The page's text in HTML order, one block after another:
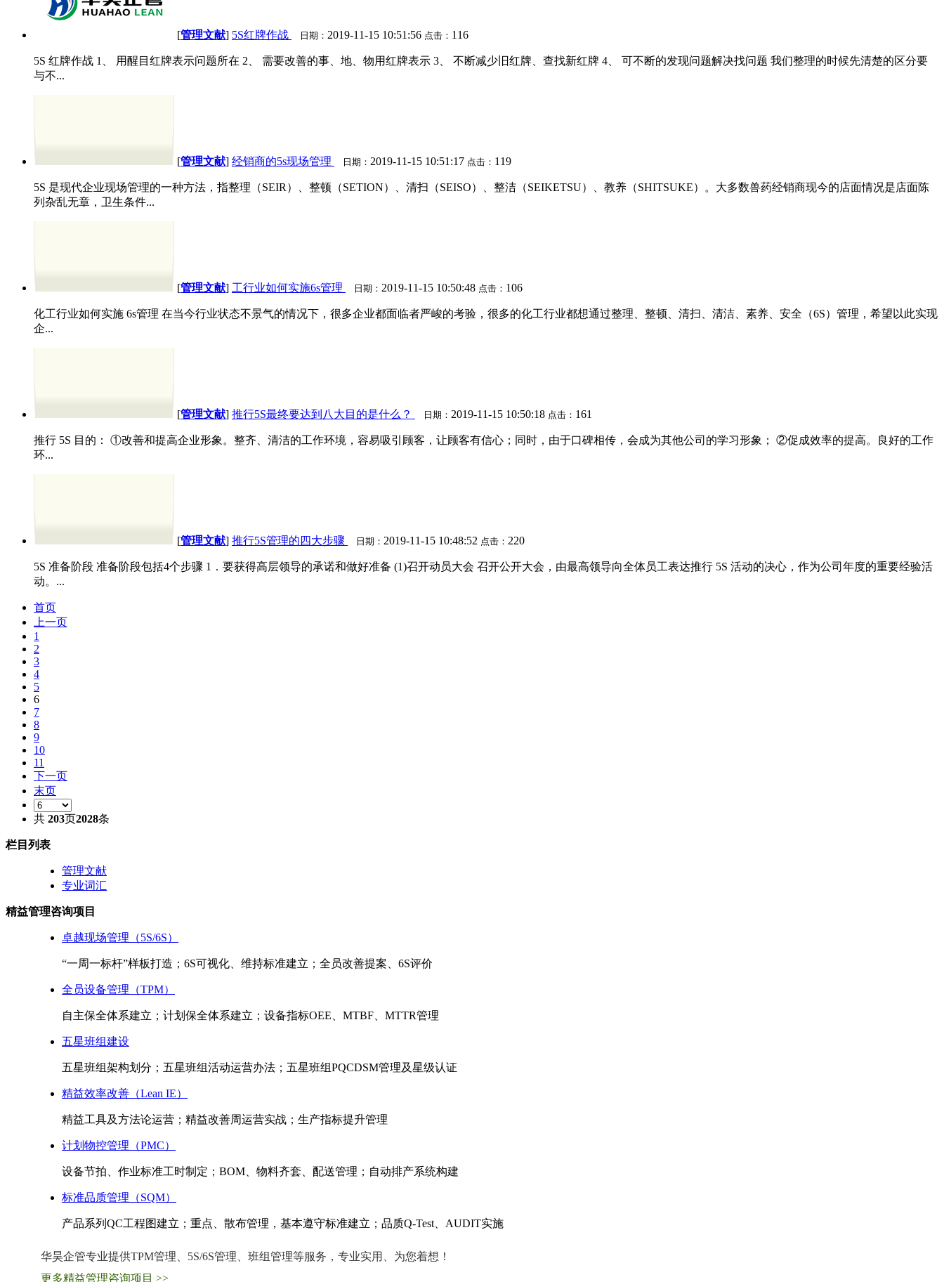
[管理文献] 5S红牌作战 日期： 2019-11-15 10:51:56 点击： 116
5S 红牌作战 1、 用醒目红牌表示问题所在 2、 需要改善的事、地、物用红牌表示 3、 不断减少旧红牌、查找新红牌 4、 可不断的发现问题解决找问题 我们整理的时候先清楚的区分要
与不...
[管理文献] 经销商的5s现场管理 日期： 2019-11-15 10:51:17 点击： 119
5S 是现代企业现场管理的一种方法，指整理（SEIR）、整顿（SETION）、清扫（SEISO）、整洁（SEIKETSU）、教养（SHITSUKE）。大多数兽药经销商现今的店面情况是店面陈
列杂乱无章，卫生条件...
[管理文献] 工行业如何实施6s管理 日期： 2019-11-15 10:50:48 点击： 106
化工行业如何实施 6s管理 在当今行业状态不景气的情况下，很多企业都面临者严峻的考验，很多的化工行业都想通过整理、整顿、清扫、清洁、素养、安全（6S）管理，希望以此实现
企...
[管理文献] 推行5S最终要达到八大目的是什么？ 日期： 2019-11-15 10:50:18 点击： 161
推行 5S 目的： ①改善和提高企业形象。整齐、清洁的工作环境，容易吸引顾客，让顾客有信心；同时，由于口碑相传，会成为其他公司的学习形象； ②促成效率的提高。良好的工作
环...
[管理文献] 推行5S管理的四大步骤 日期： 2019-11-15 10:48:52 点击： 220
5S 准备阶段 准备阶段包括4个步骤 1．要获得高层领导的承诺和做好准备 (1)召开动员大会 召开公开大会，由最高领导向全体员工表达推行 5S 活动的决心，作为公司年度的重要经验活
动。...
首页
上一页
1
2
3
4
5
6
7
8
9
10
11
下一页
末页
共 203页2028条
栏目列表
管理文献
专业词汇
精益管理咨询项目
卓越现场管理（5S/6S）
“一周一标杆”样板打造；6S可视化、维持标准建立；全员改善提案、6S评价
全员设备管理（TPM）
自主保全体系建立；计划保全体系建立；设备指标OEE、MTBF、MTTR管理
五星班组建设
五星班组架构划分；五星班组活动运营办法；五星班组PQCDSM管理及星级认证
精益效率改善（Lean IE）
精益工具及方法论运营；精益改善周运营实战；生产指标提升管理
计划物控管理（PMC）
设备节拍、作业标准工时制定；BOM、物料齐套、配送管理；自动排产系统构建
标准品质管理（SQM）
产品系列QC工程图建立；重点、散布管理，基本遵守标准建立；品质Q-Test、AUDIT实施
华昊企管专业提供TPM管理、5S/6S管理、班组管理等服务，专业实用、为您着想！
更多精益管理咨询项目 >>